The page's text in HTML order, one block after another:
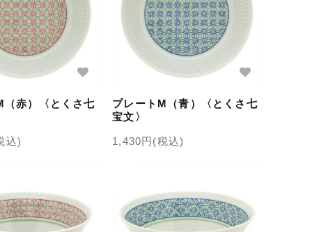
（赤）〈とくさ七
込)
プレートM（青）〈とくさ七
宝文〉
1,430円(税込)